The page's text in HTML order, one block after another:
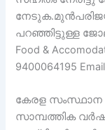
പറഞ്ഞിട്ടുള്ള
Food &
9400064195
കേരള സംസ്ഥാന
സാമ്പത്തിക